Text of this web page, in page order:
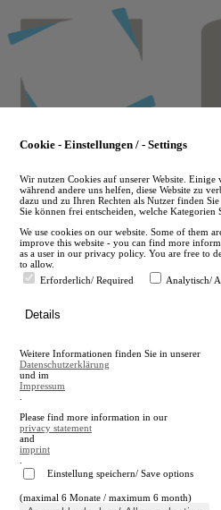
to
main
en
A
A
Suche schließen
Cookie - Einstellungen / - Settings
Wir nutzen Cookies auf unserer Website. Einige
während andere uns helfen, diese Website zu
dazu und zu Ihren Rechten als Nutzer finden
Sie können frei entscheiden, welche Kategorien
We use cookies on our website. Some of them
improve this website - you can find more
as a user in our privacy policy. You are free to
to allow.
Erforderlich/ Required
Analytisch/
Details
Weitere Informationen finden Sie in unserer
Datenschutzerklärung
und im
Impressum
Please find more information in our
privacy statement
and
imprint
Einstellung speichern/ Save options
(maximal 6 Monate / maximum 6 month)